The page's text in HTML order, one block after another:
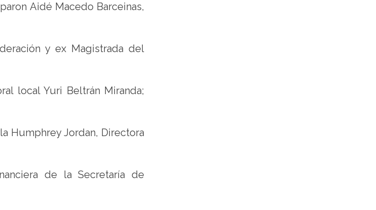
Aidé Macedo Barceinas,
y ex Magistrada del
local Yuri Beltrán Miranda;
Humphrey Jordan, Directora
de la Secretaría de